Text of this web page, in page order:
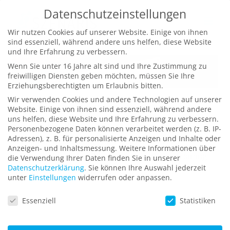
springen
E-Learning und Simulation in der
Agrarwirtschaft
zur Veranschaulichung der Funktionsweise
landwirtschaftlicher Maschinen und zum Training
für den optimalen Einsatz
Datenschutzeinstellungen
Wir nutzen Cookies auf unserer Website. Einige von ihnen
sind essenziell, während andere uns helfen, diese Website
und Ihre Erfahrung zu verbessern.
Wenn Sie unter 16 Jahre alt sind und Ihre Zustimmung zu
freiwilligen Diensten geben möchten, müssen Sie Ihre
Erziehungsberechtigten um Erlaubnis bitten.
Wir verwenden Cookies und andere Technologien auf unserer
Website. Einige von ihnen sind essenziell, während andere
uns helfen, diese Website und Ihre Erfahrung zu verbessern.
Personenbezogene Daten können verarbeitet werden (z. B. IP-
Adressen), z. B. für personalisierte Anzeigen und Inhalte oder
Anzeigen- und Inhaltsmessung. Weitere Informationen über
die Verwendung Ihrer Daten finden Sie in unserer
Datenschutzerklärung. Sie können Ihre Auswahl jederzeit
unter Einstellungen widerrufen oder anpassen.
Datenschutzeinstellungen
Essenziell Statistiken